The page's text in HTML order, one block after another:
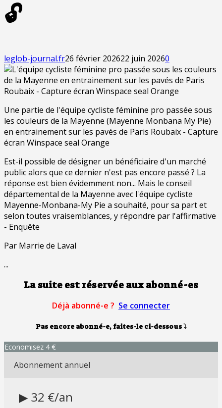
🔓
leglob-journal.fr26 février 202622 juin 20260
Une partie de l'équipe cycliste féminine pro passée sous
les couleurs de la Mayenne (Mayenne Monbana My Pie)
en entrainement sur les pavés de Paris Roubaix - Capture
écran Winspace seal Orange
Est-il possible de désigner un bénéficiaire d'un marché
public alors que ce dernier n'est pas encore passé ? La
réponse est bien évidemment non... Mais le conseil
départemental de la Mayenne avec l'équipe cycliste
Mayenne-Monbana-My Pie a souhaité, pour sa part et
selon toutes vraisemblances, y répondre par l'affirmative
- Enquête
Par Marrie de Laval
...
La suite est réservée aux abonné-es
Déjà abonné-e ? Se connecter
Pas encore abonné-e, faites-le ci-dessous⤵
Economisez 4 €
Abonnement annuel
▶ 32 €/an